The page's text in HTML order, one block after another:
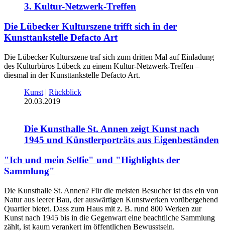
3. Kultur-Netzwerk-Treffen
Die Lübecker Kulturszene trifft sich in der
Kunsttankstelle Defacto Art
Die Lübecker Kulturszene traf sich zum dritten Mal auf Einladung
des Kulturbüros Lübeck zu einem Kultur-Netzwerk-Treffen –
diesmal in der Kunsttankstelle Defacto Art.
Kunst | Rückblick
20.03.2019
Die Kunsthalle St. Annen zeigt Kunst nach
1945 und Künstlerporträts aus Eigenbeständen
"Ich und mein Selfie" und "Highlights der
Sammlung"
Die Kunsthalle St. Annen? Für die meisten Besucher ist das ein von
Natur aus leerer Bau, der auswärtigen Kunstwerken vorübergehend
Quartier bietet. Dass zum Haus mit z. B. rund 800 Werken zur
Kunst nach 1945 bis in die Gegenwart eine beachtliche Sammlung
zählt, ist kaum verankert im öffentlichen Bewusstsein.